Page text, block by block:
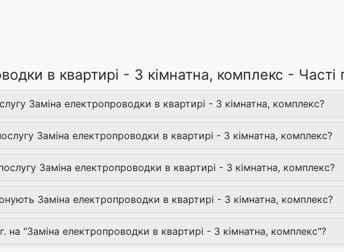
в квартирі - 3 кімнатна, комплекс - Часті
Заміна електропроводки в квартирі - 3 кімнатна, комплекс?
Заміна електропроводки в квартирі - 3 кімнатна, комплекс?
Заміна електропроводки в квартирі - 3 кімнатна, комплекс?
Заміна електропроводки в квартирі - 3 кімнатна, комплекс?
на "Заміна електропроводки в квартирі - 3 кімнатна, комплекс"?